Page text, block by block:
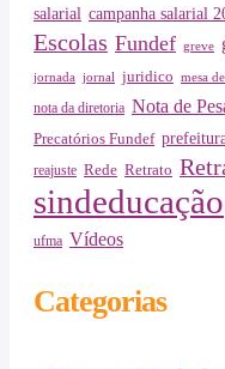
salarial campanha salarial
Escolas Fundef greve
jornada jornal juridico mesa
nota da diretoria Nota de
Precatórios Fundef
reajuste Rede Retrato
sindeducação
ufma Vídeos
Categorias